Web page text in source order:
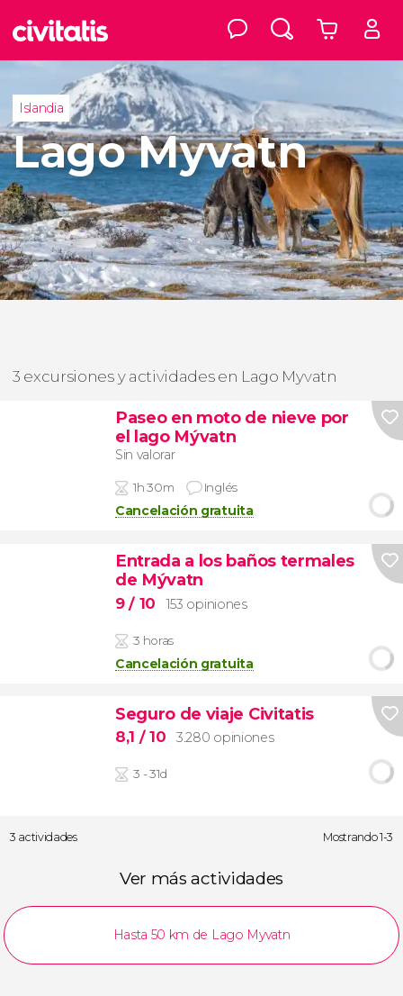
Islandia
Lago Myvatn
3 excursiones y actividades en Lago Myvatn
Paseo en moto de nieve por
el lago Mývatn
Sin valorar
1h 30m Inglés
Cancelación gratuita
Entrada a los baños termales
de Mývatn
9/ 10 153 opiniones
3 horas
Cancelación gratuita
Seguro de viaje Civitatis
8,1 / 10 3.280 opiniones
3 - 31d
3 actividades Mostrando 1-3
Ver más actividades
Hasta 50 km de Lago Myvatn